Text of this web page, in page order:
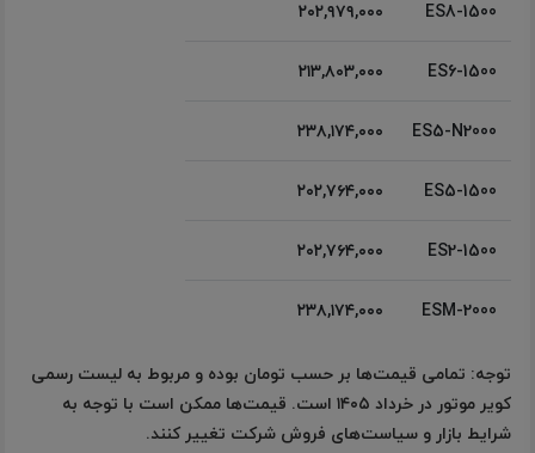
ES8-1500
۲۰۲,۹۷۹,۰۰۰
ES6-1500
۲۱۳,۸۰۳,۰۰۰
ES5-N2000
۲۳۸,۱۷۴,۰۰۰
ES5-1500
۲۰۲,۷۶۴,۰۰۰
ES2-1500
۲۰۲,۷۶۴,۰۰۰
ESM-2000
۲۳۸,۱۷۴,۰۰۰
توجه: تمامی قیمت‌ها بر حسب تومان بوده و مربوط به لیست رسمی
کویر موتور در خرداد ۱۴۰۵ است. قیمت‌ها ممکن است با توجه به
شرایط بازار و سیاست‌های فروش شرکت تغییر کنند.